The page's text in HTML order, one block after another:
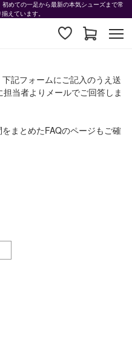
めての一足から最新の本気シューズまで常
えています。
記フォームにご記入のうえ送
当者よりメールでご回答しま
まとめたFAQのページもご確